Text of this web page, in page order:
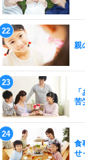
親
苦
食
せ